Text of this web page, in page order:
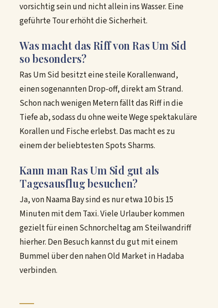
vorsichtig sein und nicht allein ins Wasser. Eine
geführte Tour erhöht die Sicherheit.
Was macht das Riff von Ras Um Sid
so besonders?
Ras Um Sid besitzt eine steile Korallenwand,
einen sogenannten Drop-off, direkt am Strand.
Schon nach wenigen Metern fällt das Riff in die
Tiefe ab, sodass du ohne weite Wege spektakuläre
Korallen und Fische erlebst. Das macht es zu
einem der beliebtesten Spots Sharms.
Kann man Ras Um Sid gut als
Tagesausflug besuchen?
Ja, von Naama Bay sind es nur etwa 10 bis 15
Minuten mit dem Taxi. Viele Urlauber kommen
gezielt für einen Schnorcheltag am Steilwandriff
hierher. Den Besuch kannst du gut mit einem
Bummel über den nahen Old Market in Hadaba
verbinden.